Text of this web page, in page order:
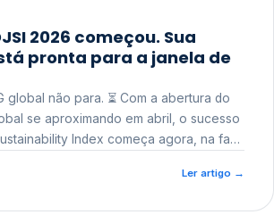
2026 começou. Sua
pronta para a janela de
para. ⏳ Com a abertura do
se aproximando em abril, o sucesso
Index começa agora, na fase
Ler artigo →